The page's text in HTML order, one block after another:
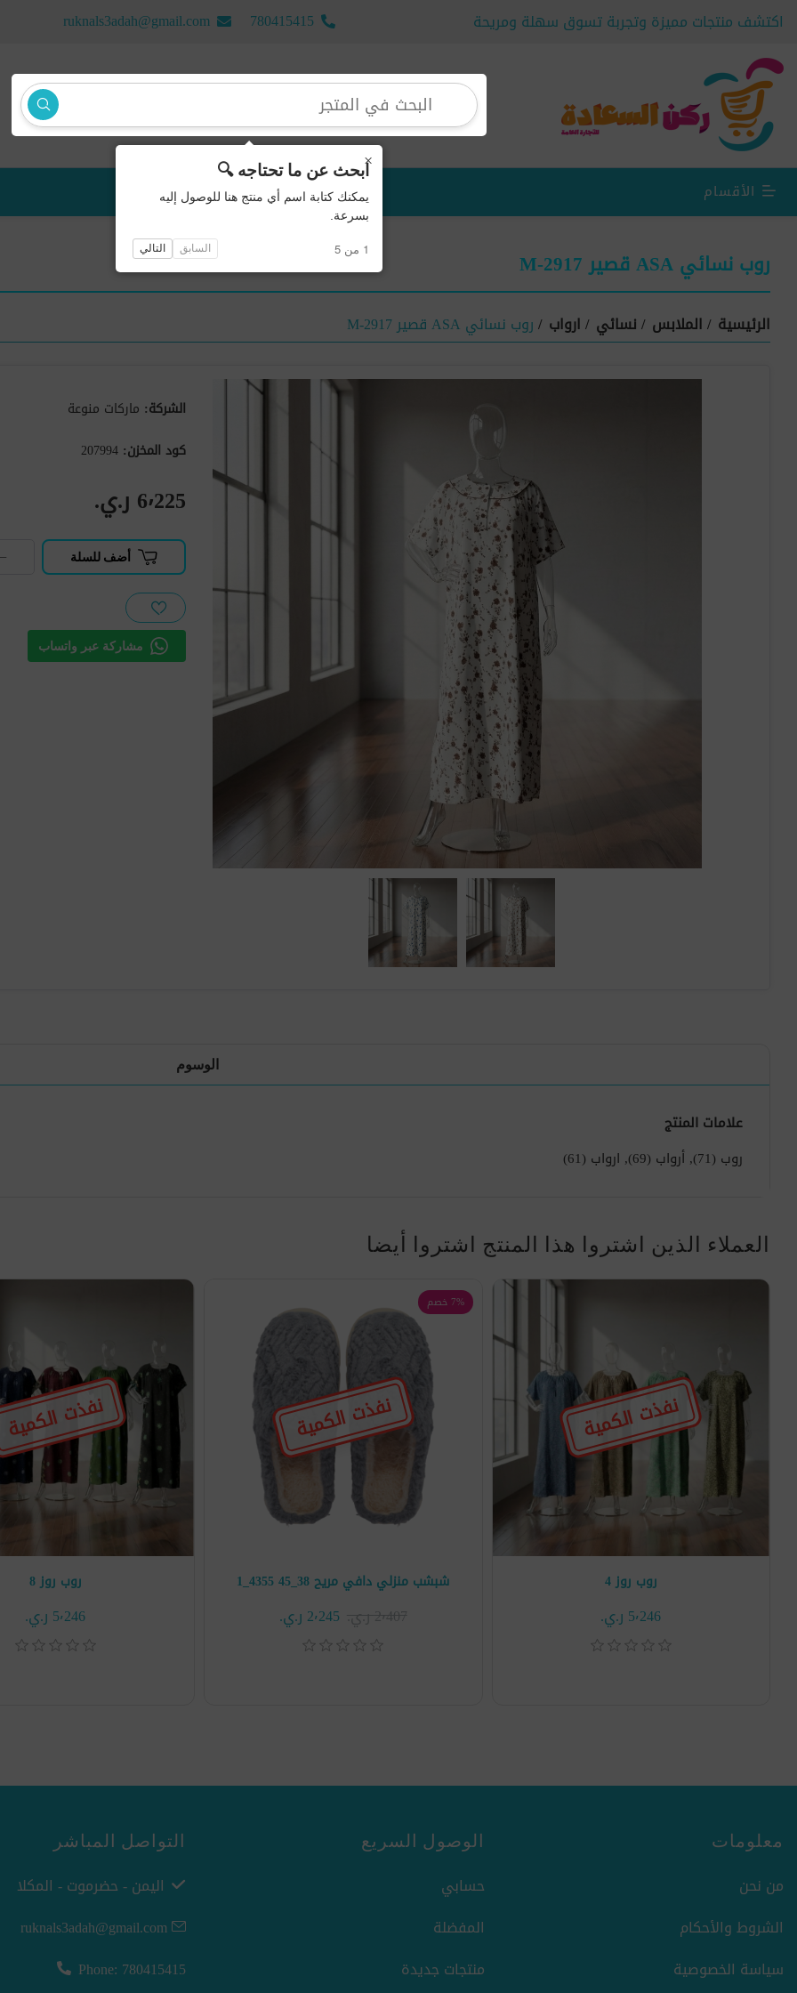
اكتشف منتجات مميزة وتجربة تسوق سهلة ومريحة 780415415
ruknals3adah@gmail.com
الأقسام منتجات جديدة
روب نسائي ASA قصير M-2917
الرئيسية /الملابس /نسائي /ارواب /روب نسائي ASA قصير M-2917
الشركة: ماركات منوعة
كود المخزن: 207994
6٬225 ر.ي.‏
أضف للسلة
مشاركة عبر واتساب
الوسوم
علامات المنتج
روب (71)
, أرواب (69)
, ارواب (61)
العملاء الذين اشتروا هذا المنتج اشتروا أيضا
نفذت الكمية
روب روز 8
5٬246 ر.ي.‏
نفذت الكمية
شبشب منزلي دافي مريح 38_45 4355_1
7% خصم
2٬407 ر.ي.‏ 2٬245 ر.ي.‏
نفذت الكمية
روب روز 4
5٬246 ر.ي.‏
معلومات
من نحن
الشروط والأحكام
سياسة الخصوصية
الوصول السريع
حسابي
المفضلة
منتجات جديدة
التواصل المباشر
اليمن - حضرموت - المكلا
ruknals3adah@gmail.com
Phone: 780415415
×ابحث عن ما تحتاجه 🔍
يمكنك كتابة اسم أي منتج هنا للوصول إليه
بسرعة.
1 من 5 السابق التالي